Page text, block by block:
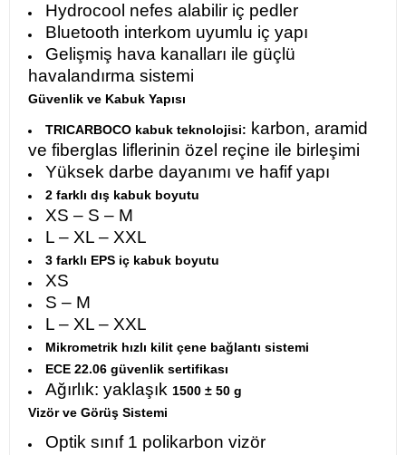
Hydrocool nefes alabilir iç pedler
Bluetooth interkom uyumlu iç yapı
Gelişmiş hava kanalları ile güçlü
havalandırma sistemi
Güvenlik ve Kabuk Yapısı
TRICARBOCO kabuk teknolojisi: karbon, aramid
ve fiberglas liflerinin özel reçine ile birleşimi
Yüksek darbe dayanımı ve hafif yapı
2 farklı dış kabuk boyutu
XS – S – M
L – XL – XXL
3 farklı EPS iç kabuk boyutu
XS
S – M
L – XL – XXL
Mikrometrik hızlı kilit çene bağlantı sistemi
ECE 22.06 güvenlik sertifikası
Ağırlık: yaklaşık 1500 ± 50 g
Vizör ve Görüş Sistemi
Optik sınıf 1 polikarbon vizör